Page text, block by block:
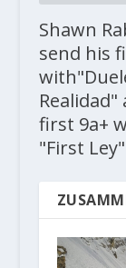
Shawn
send his
Realidad"
first 9a+
"First Ley"